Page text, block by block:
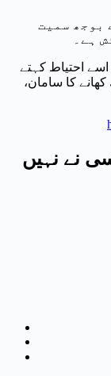
بوجھ سمیت
ہے۔
احتیاط کہتے
کا سامان،
نے نہیں